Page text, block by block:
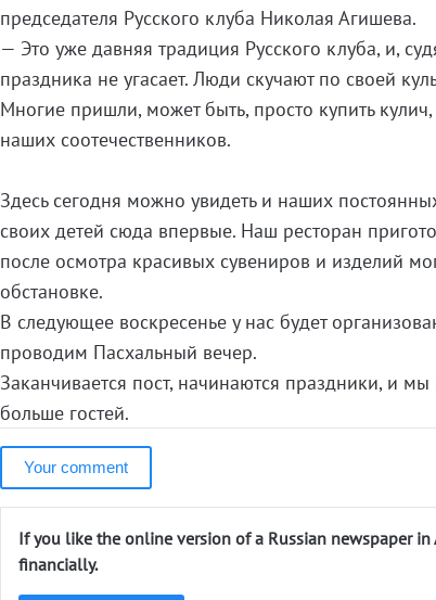
председателя Русского клуба Николая Агишева.
— Это уже давняя традиция Русского клуба, и,
праздника не угасает. Люди скучают по своей
Многие пришли, может быть, просто купить
наших соотечественников.
Здесь сегодня можно увидеть и наших
своих детей сюда впервые. Наш ресторан
после осмотра красивых сувениров и изделий
обстановке.
В следующее воскресенье у нас будет
проводим Пасхальный вечер.
Заканчивается пост, начинаются праздники, и
больше гостей.
Your comment
If you like the online version of a Russian newspaper
financially.